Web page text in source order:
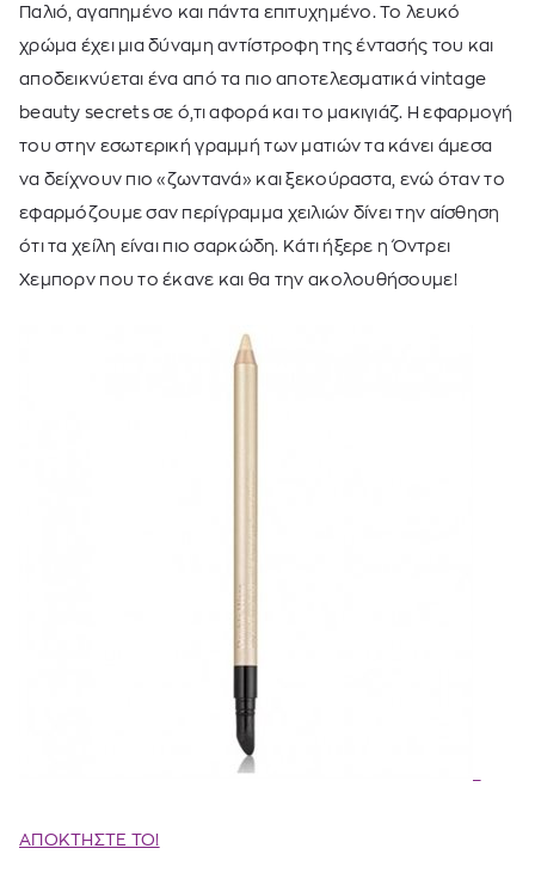
Παλιό, αγαπημένο και πάντα επιτυχημένο. Το λευκό
χρώμα έχει μια δύναμη αντίστροφη της έντασής του και
αποδεικνύεται ένα από τα πιο αποτελεσματικάvintage
beauty secretsσε ό,τι αφορά και το μακιγιάζ. Η εφαρμογή
του στην εσωτερική γραμμή των ματιών τα κάνει άμεσα
να δείχνουν πιο «ζωντανά» και ξεκούραστα, ενώ όταν το
εφαρμόζουμε σαν περίγραμμα χειλιών δίνει την αίσθηση
ότι τα χείλη είναι πιο σαρκώδη. Κάτι ήξερε η Όντρει
Χεμπορν που το έκανε και θα την ακολουθήσουμε!
ΑΠΟΚΤΗΣΤΕ ΤΟ!